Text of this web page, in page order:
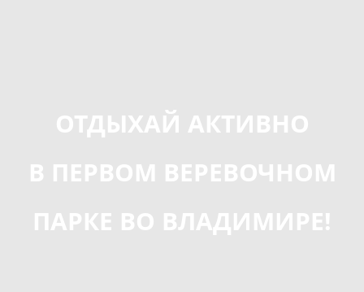
ОТДЫХАЙ АКТИВНО
В ПЕРВОМ ВЕРЕВОЧНОМ
ПАРКЕ ВО ВЛАДИМИРЕ!